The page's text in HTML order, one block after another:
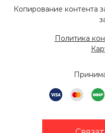
Копирование контента
Политика